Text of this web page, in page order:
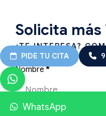
Solicita
¿TE INTERESA?
Nombre*
Apellidos
PIDE TU CITA
WhatsApp